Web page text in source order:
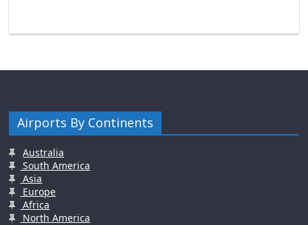
Airports By Continents
Australia
South America
Asia
Europe
Africa
North America